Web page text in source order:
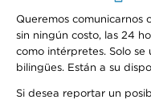
Queremos comunicarnos
sin ningún costo, las 24
como intérpretes. Solo
bilingües. Están a su
Si desea reportar un